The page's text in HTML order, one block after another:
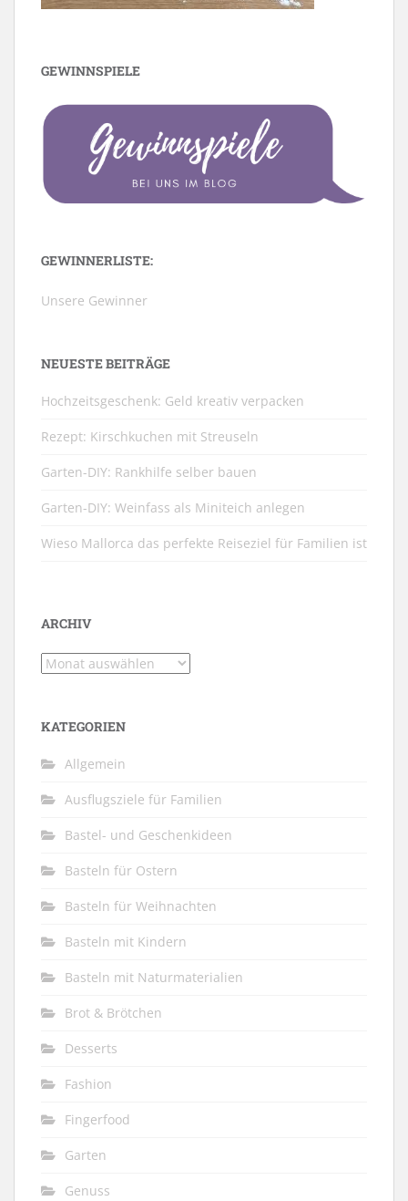
GEWINNSPIELE
GEWINNERLISTE:
Unsere Gewinner
NEUESTE BEITRÄGE
Hochzeitsgeschenk: Geld kreativ verpacken
Rezept: Kirschkuchen mit Streuseln
Garten-DIY: Rankhilfe selber bauen
Garten-DIY: Weinfass als Miniteich anlegen
Wieso Mallorca das perfekte Reiseziel für Familien ist
ARCHIV
Archiv
KATEGORIEN
Allgemein
Ausflugsziele für Familien
Bastel- und Geschenkideen
Basteln für Ostern
Basteln für Weihnachten
Basteln mit Kindern
Basteln mit Naturmaterialien
Brot & Brötchen
Desserts
Fashion
Fingerfood
Garten
Genuss